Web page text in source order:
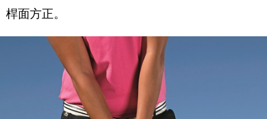
桿面方正。